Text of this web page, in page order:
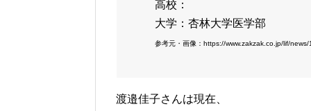
高校：
大学：杏林大学医学部
参考元・画像：https://www.zakzak.co.jp/lif/
渡邉佳子さんは現在、